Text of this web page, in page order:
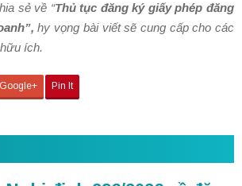
sẻ về “Thủ tục đăng ký giấy phép đăng
hy vọng bài viết sẽ cung cấp cho các
ích.
Google+ Pin It